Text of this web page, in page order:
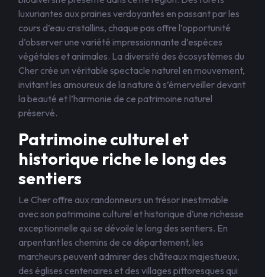
luxuriantes aux prairies verdoyantes en passant par les
cours d’eau cristallins, chaque pas offre l’opportunité
d’observer une variété impressionnante d’espèces
végétales et animales. La diversité des écosystèmes du
Cher crée un véritable spectacle naturel en mouvement,
invitant les amoureux de la nature à s’émerveiller devant
la beauté et l’harmonie de ce patrimoine naturel
préservé.
Patrimoine culturel et
historique riche le long des
sentiers
Le Cher offre aux randonneurs un trésor inestimable
avec son patrimoine culturel et historique d’une richesse
exceptionnelle qui se dévoile le long des sentiers. En
arpentant les chemins de ce département, les
marcheurs peuvent admirer des châteaux majestueux,
des églises centenaires et des villages pittoresques qui